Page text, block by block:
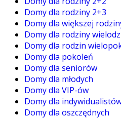
Domy dla rodziny 2+3
Domy dla większej
Domy dla rodziny
Domy dla rodzin
Domy dla pokoleń
Domy dla seniorów
Domy dla młodych
Domy dla VIP-ów
Domy dla
Domy dla oszczędnych